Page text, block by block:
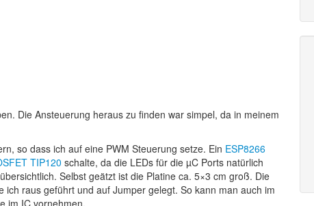
Die Ansteuerung heraus zu finden war simpel, da in meinem
so dass ich auf eine PWM Steuerung setze. Ein ESP8266
TIP120 schalte, da die LEDs für die µC Ports natürlich
Selbst geätzt ist die Platine ca. 5×3 cm groß. Die
raus geführt und auf Jumper gelegt. So kann man auch im
im IC vornehmen.